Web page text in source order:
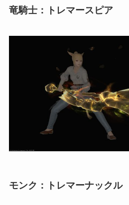
竜騎士：トレマースピア
モンク：トレマーナックル